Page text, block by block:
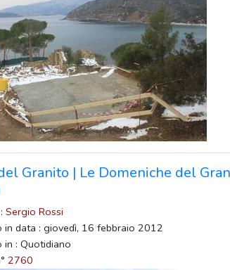
Granito | Le Domeniche del
Sergio Rossi
in data : giovedì, 16 febbraio 2012
in : Quotidiano
2760